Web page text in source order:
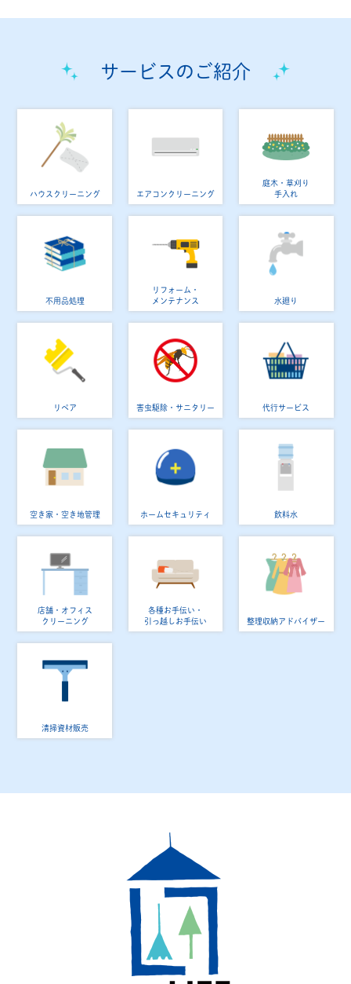
サービスのご紹介
ハウスクリーニング エアコンクリーニング
庭木・草刈り
手入れ
不用品処理
リフォーム・
メンテナンス
水廻り
リペア 害虫駆除・サニタリー 代行サービス
空き家・空き地管理 ホームセキュリティ 飲料水
店舗・オフィス
クリーニング
各種お手伝い・
引っ越しお手伝い
整理収納アドバイザー
清掃資材販売